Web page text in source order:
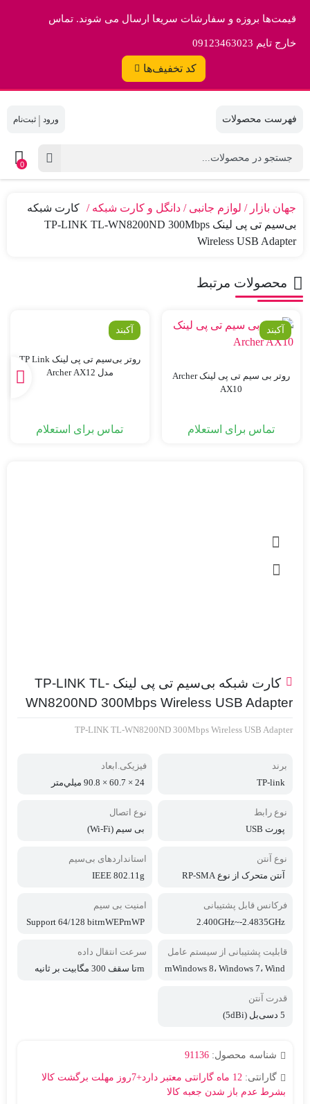
قیمت‌ها بروزه و سفارشات سریعا ارسال می شوند. تماس
خارج تایم 09123463023
کد تخفیف‌ها
|
0
جهان بازار لوازم جانبی دانگل و کارت شبکه
کارت شبکه
بی‌سیم تی پی لینک TP-LINK TL-WN8200ND 300Mbps
Wireless USB Adapter
محصولات مرتبط
آکبند
روتر بی سیم تی پی لینک Archer
AX10
تماس برای استعلام
آکبند
روتر بی‌سیم تی پی لینک TP Link
مدل Archer AX12
تماس برای استعلام
کارت شبکه بی‌سیم تی پی لینک TP-LINK TL-
WN8200ND 300Mbps Wireless USB Adapter
TP-LINK TL-WN8200ND 300Mbps Wireless USB Adapter
برند
TP-link
فیزیکی.ابعاد
24 × 60.7 × 90.8 ميلي‌متر
نوع رابط
پورت USB
نوع اتصال
بی سیم (Wi-Fi)
نوع آنتن
آنتن متحرک از نوع RP-SMA
استانداردهای بی‌سیم
IEEE 802.11g
فرکانس قابل پشتیبانی
2.400GHz~-2.4835GHz
امنیت بی سیم
Support 64/128 bitrnWEPrnWP
128 bitWEPWPA-PSK/WPA2-PS
قابلیت پشتیبانی از سیستم عامل
های
rnWindows 8، Windows 7، Wind
سرعت انتقال داده
rnتا سقف 300 مگابیت بر ثانیه
قدرت آنتن
5 دسی‌بل (5dBi)
شناسه محصول: 91136
گارانتی:
12 ماه گارانتی معتبر دارد+7روز مهلت برگشت کالا
بشرط عدم باز شدن جعبه کالا